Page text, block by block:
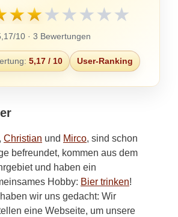
★★★★★★★
10 · 3 Bewertungen
5,17 / 10 User-Ranking
Christian und Mirco, sind schon
befreundet, kommen aus dem
und haben ein
Hobby: Bier trinken!
wir uns gedacht: Wir
eine Webseite, um unsere